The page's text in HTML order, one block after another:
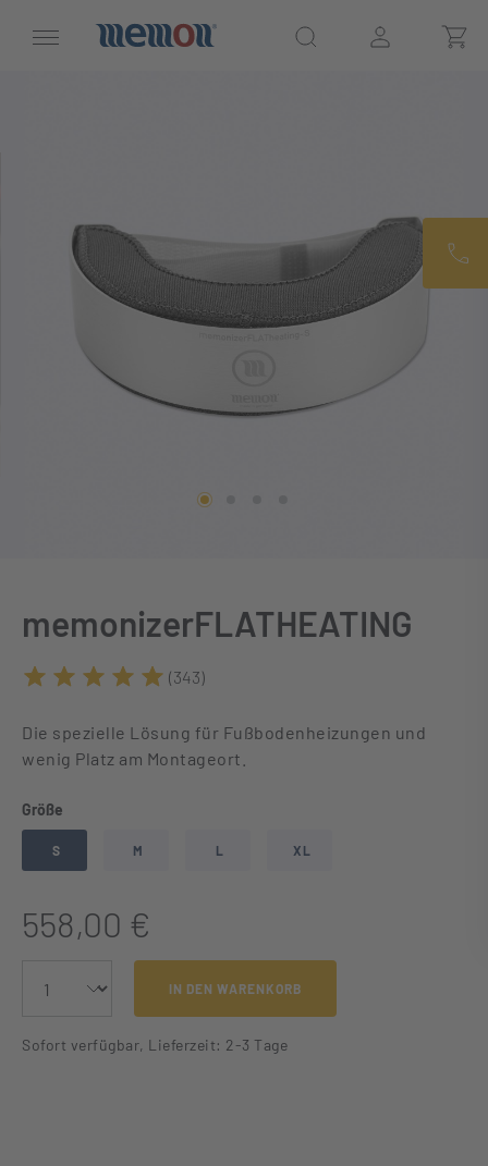
memonizerFLATHEATING
(343)
Die spezielle Lösung für Fußbodenheizungen und
wenig Platz am Montageort.
Größe
S M L XL
558,00 €
IN DEN WARENKORB
Sofort verfügbar, Lieferzeit: 2-3 Tage